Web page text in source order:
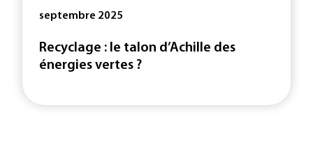
septembre 2025
Recyclage : le talon d’Achille des
énergies vertes ?